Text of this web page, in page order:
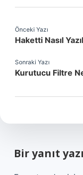
Önceki Yazı
Haketti Nasıl
Sonraki Yazı
Kurutucu Filtre
Bir yanıt